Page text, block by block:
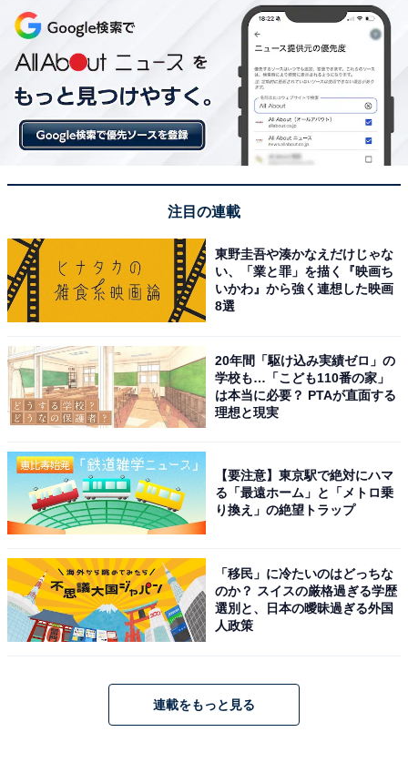
偏差値50・60の壁をつくる「決定的な差」
それでは、偏差値60を超える子どもはどうでしょうか？
この層の子どもは、宿題をきちんとやるだけでなく、自
「先生に言われたから」ではなく、「自分に必要だか
ら」と判断して行動できる。勉強の目的を理解し、「何
のためにやっているのか」を考えながら取り組むことが
できるのです。
だからこそ、わからない問題があれば、誰かに言われな
くても自分で調べて解決しようとします。そのおかげで
学力はどんどん伸びていきます。
なかでも上位層の子どもは、「どうすれば楽しく、効率
よく勉強できるか」を考えることができます。精神面が
ールすることができるわけです。
注目の連載
東野圭吾や湊かなえだけじゃな
い、「業と罪」を描く『映画ち
いかわ』から強く連想した映画
8選
20年間「駆け込み実績ゼロ」の
学校も…「こども110番の家」
は本当に必要？ PTAが直面する
理想と現実
【要注意】東京駅で絶対にハマ
る「最遠ホーム」と「メトロ乗
り換え」の絶望トラップ
「移民」に冷たいのはどっちな
のか？ スイスの厳格過ぎる学歴
選別と、日本の曖昧過ぎる外国
人政策
連載をもっと見る